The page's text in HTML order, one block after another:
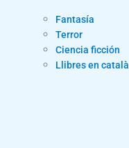
Fantasía
Terror
Ciencia ficción
Llibres en català